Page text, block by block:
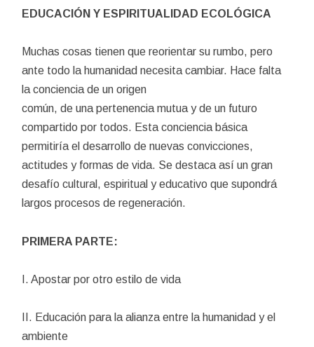
DR
EDUCACIÓN Y ESPIRITUALIDAD ECOLÓGICA
Muchas cosas tienen que reorientar su rumbo, pero
ante todo la humanidad necesita cambiar. Hace falta
la conciencia de un origen
común, de una pertenencia mutua y de un futuro
compartido por todos. Esta conciencia básica
permitiría el desarrollo de nuevas convicciones,
actitudes y formas de vida. Se destaca así un gran
desafío cultural, espiritual y educativo que supondrá
largos procesos de regeneración.
PRIMERA PARTE:
I. Apostar por otro estilo de vida
II. Educación para la alianza entre la humanidad y el
ambiente